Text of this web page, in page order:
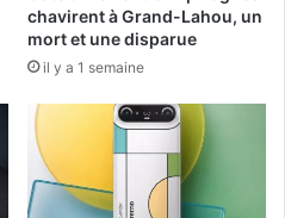
chavirent à Grand-Lahou, un
mort et une disparue
il y a 1 semaine